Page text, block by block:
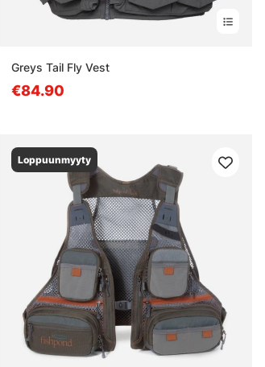
Greys Tail Fly Vest
€84.90
Loppuunmyyty